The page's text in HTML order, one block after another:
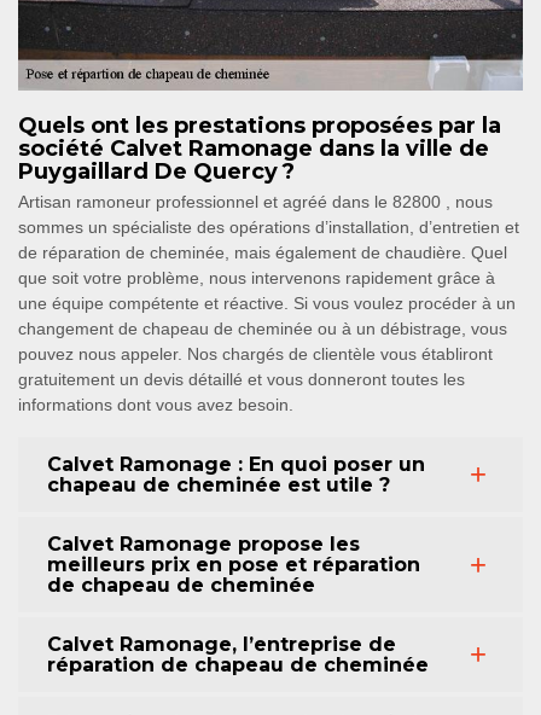
Quels ont les prestations proposées par la
société Calvet Ramonage dans la ville de
Puygaillard De Quercy ?
Artisan ramoneur professionnel et agréé dans le 82800 , nous
sommes un spécialiste des opérations d’installation, d’entretien et
de réparation de cheminée, mais également de chaudière. Quel
que soit votre problème, nous intervenons rapidement grâce à
une équipe compétente et réactive. Si vous voulez procéder à un
changement de chapeau de cheminée ou à un débistrage, vous
pouvez nous appeler. Nos chargés de clientèle vous établiront
gratuitement un devis détaillé et vous donneront toutes les
informations dont vous avez besoin.
Calvet Ramonage : En quoi poser un
chapeau de cheminée est utile ?
Calvet Ramonage propose les
meilleurs prix en pose et réparation
de chapeau de cheminée
Calvet Ramonage, l’entreprise de
réparation de chapeau de cheminée